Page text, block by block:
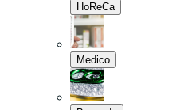
HoReCa
Medico